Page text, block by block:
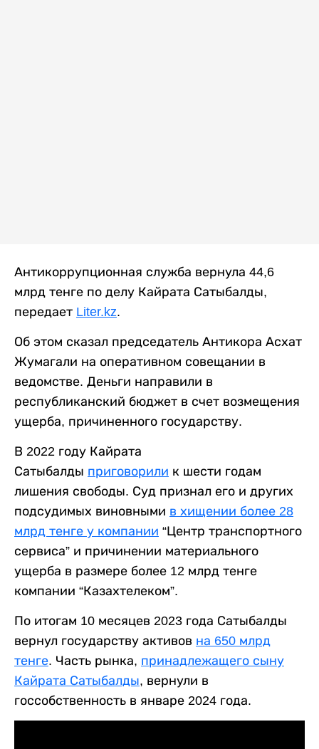
Антикоррупционная служба вернула 44,6
млрд тенге по делу Кайрата Сатыбалды,
передает Liter.kz.
Об этом сказал председатель Антикора Асхат
Жумагали на оперативном совещании в
ведомстве. Деньги направили в
республиканский бюджет в счет возмещения
ущерба, причиненного государству.
В 2022 году Кайрата
Сатыбалды приговорили к шести годам
лишения свободы. Суд признал его и других
подсудимых виновными в хищении более 28
млрд тенге у компании “Центр транспортного
сервиса” и причинении материального
ущерба в размере более 12 млрд тенге
компании “Казахтелеком”.
По итогам 10 месяцев 2023 года Сатыбалды
вернул государству активов на 650 млрд
тенге. Часть рынка, принадлежащего сыну
Кайрата Сатыбалды, вернули в
госсобственность в январе 2024 года.